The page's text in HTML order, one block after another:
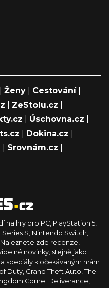
Ženy Cestování|
ZeStolu.cz
Úschovna.cz
Dokina.cz
Srovnám.cz
na hry pro PC, PlayStation 5,
Series S, Nintendo Switch,
zde recenze,
novinky, stejně jako
speciály k očekávaným hrám
Duty, Grand Theft Auto, The
Come: Deliverance,